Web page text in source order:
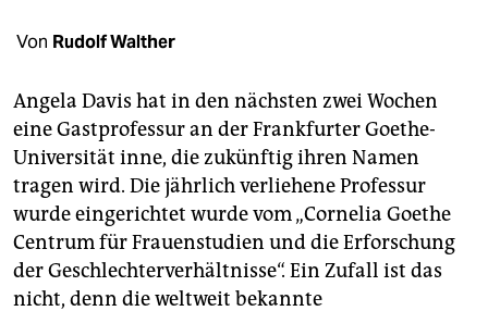
shop
fragen & hilfe
unterstützen
abo
genossenschaft
epaper login
Von Rudolf Walther
Angela Davis hat in den nächsten zwei Wochen
eine Gastprofessur an der Frankfurter Goethe-
Universität inne, die zukünftig ihren Namen
tragen wird. Die jährlich verliehene Professur
wurde eingerichtet wurde vom „Cornelia Goethe
Centrum für Frauenstudien und die Erforschung
der Geschlechterverhältnisse“. Ein Zufall ist das
nicht, denn die weltweit bekannte